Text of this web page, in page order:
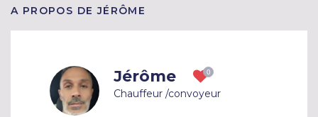
A PROPOS DE JÉRÔME
Jérôme
Chauffeur /convoyeur